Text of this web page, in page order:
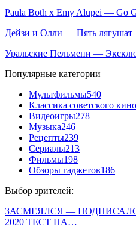
Paula Both x Emy Alupei — Go
Дейзи и Олли — Пять лягушат
Уральские Пельмени —
Популярные категории
Мультфильмы540
Классика советского кино
Видеоигры278
Музыка246
Рецепты239
Сериалы213
Фильмы198
Обзоры гаджетов186
Выбор зрителей:
ЗАСМЕЯЛСЯ —
2020 ТЕСТ НА…